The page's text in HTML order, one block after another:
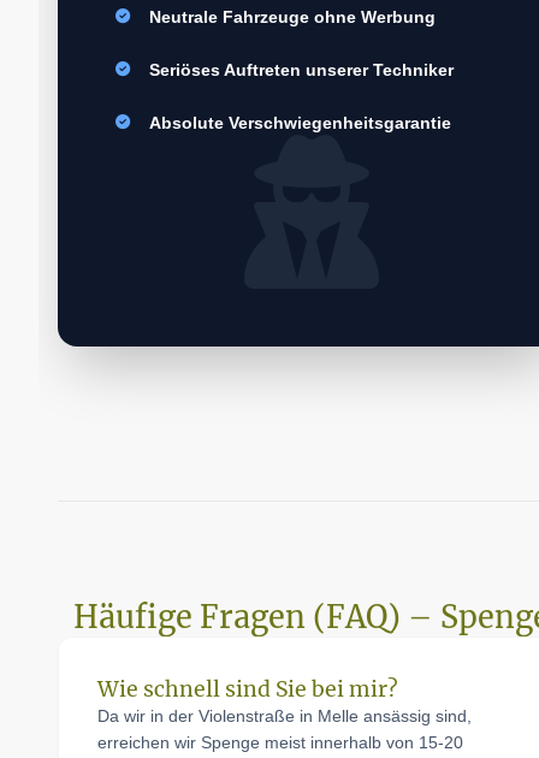
Neutrale Fahrzeuge ohne Werbung
Seriöses Auftreten unserer Techniker
Absolute Verschwiegenheitsgarantie
Häufige Fragen (FAQ) –
Wie schnell sind Sie bei mir?
Da wir in der Violenstraße in Melle ansässig sind,
erreichen wir Spenge meist innerhalb von 15-20